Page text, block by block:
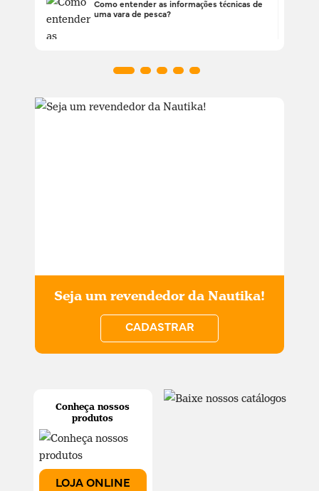
Como entender as informações técnicas de
uma vara de pesca?
Conheça nossos
produtos
LOJA ONLINE
Seja um revendedor da Nautika!
CADASTRAR